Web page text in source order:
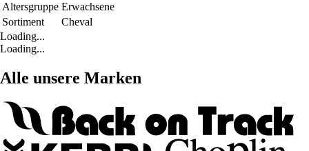
Altersgruppe Erwachsene
Sortiment
Cheval
Loading...
Loading...
Alle unsere Marken